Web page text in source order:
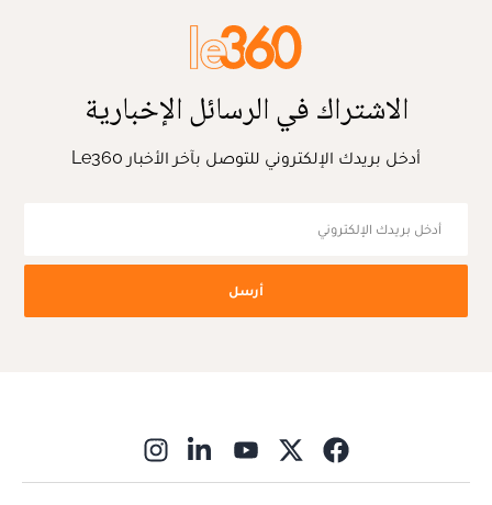
الاشتراك في الرسائل الإخبارية
أدخل بريدك الإلكتروني للتوصل بآخر الأخبار Le360
أرسل